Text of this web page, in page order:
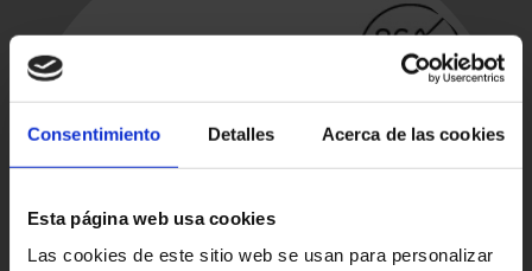
Consentimiento Detalles Acerca de las cookies
Esta página web usa cookies
Las cookies de este sitio web se usan para personalizar